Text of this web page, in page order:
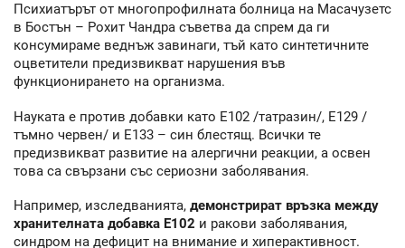
Психиатърът от многопрофилната болница на Масачузетс
в Бостън – Рохит Чандра съветва да спрем да ги
консумираме веднъж завинаги, тъй като синтетичните
оцветители предизвикват нарушения във
функционирането на организма.
Науката е против добавки като Е102 /татразин/, Е129 /
тъмно червен/ и Е133 – син блестящ. Всички те
предизвикват развитие на алергични реакции, а освен
това са свързани със сериозни заболявания.
Например, изследванията, демонстрират връзка между
хранителната добавка Е102 и ракови заболявания,
синдром на дефицит на внимание и хиперактивност.